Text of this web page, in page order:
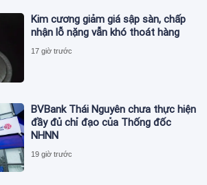
Kim cương giảm giá sập sàn, chấp
nhận lỗ nặng vẫn khó thoát hàng
17 giờ trước
BVBank Thái Nguyên chưa thực hiện
đầy đủ chỉ đạo của Thống đốc
NHNN
19 giờ trước